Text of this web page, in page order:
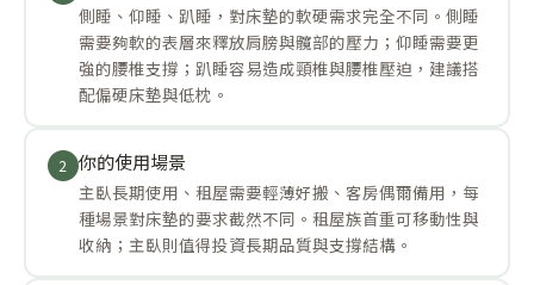
側睡、仰睡、趴睡，對床墊的軟硬需求完全不同。側睡
需要夠軟的表層來釋放肩膀與髖部的壓力；仰睡需要更
強的腰椎支撐；趴睡容易造成頸椎與腰椎壓迫，建議搭
配偏硬床墊與低枕。
2 你的使用場景
主臥長期使用、租屋需要輕薄好搬、客房偶爾備用，每
種場景對床墊的要求截然不同。租屋族首重可移動性與
收納；主臥則值得投資長期品質與支撐結構。